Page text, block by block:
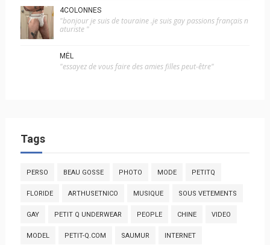
4COLONNES
"bonjour je suis de touraine .je suis gay passions français n
aturiste "
MÉL
"essayez de vous faire des amies filles peut-être"
Tags
PERSO BEAU GOSSE PHOTO MODE PETITQ
FLORIDE ARTHUSETNICO MUSIQUE SOUS VETEMENTS
GAY PETIT Q UNDERWEAR PEOPLE CHINE VIDEO
MODEL PETIT-Q.COM SAUMUR INTERNET